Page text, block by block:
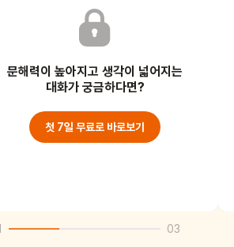
있었어요. 걱정이 슬픔을 도와주려고
고민했고, 슬픔은
문해력이 높아지고 생각이 넓어지는
대화가 궁금하다면?
첫 7일 무료로 바로보기
03